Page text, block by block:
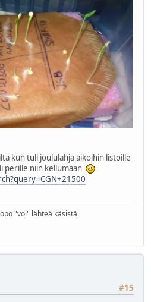
kun tuli joululahja aikoihin listoille
perille niin kellumaan
"voi" lähteä käsistä
#15